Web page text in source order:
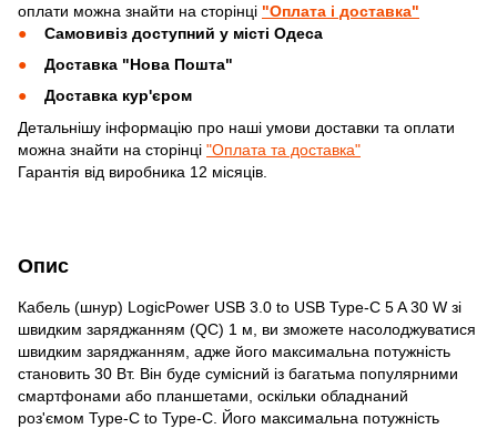
Опис
Кабель (шнур) LogicPower USB 3.0 to USB Type-C 5 A 30 W зі
швидким заряджанням (QC) 1 м, ви зможете насолоджуватися
швидким заряджанням, адже його максимальна потужність
становить 30 Вт. Він буде сумісний із багатьма популярними
смартфонами або планшетами, оскільки обладнаний
роз'ємом Type-C to Type-C. Його максимальна потужність
оплати можна знайти на сторінці "Оплата і доставка"
Самовивіз доступний у місті Одеса
Доставка "Нова Пошта"
Доставка кур'єром
Детальнішу інформацію про наші умови доставки та оплати
можна знайти на сторінці "Оплата та доставка"
Гарантія від виробника 12 місяців.